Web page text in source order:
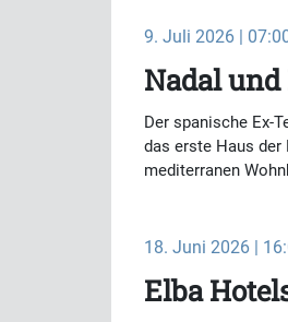
9. Juli 2026 |
Nadal
Der spanische Ex-
das erste Haus der
mediterranen
18. Juni 2026 |
Elba